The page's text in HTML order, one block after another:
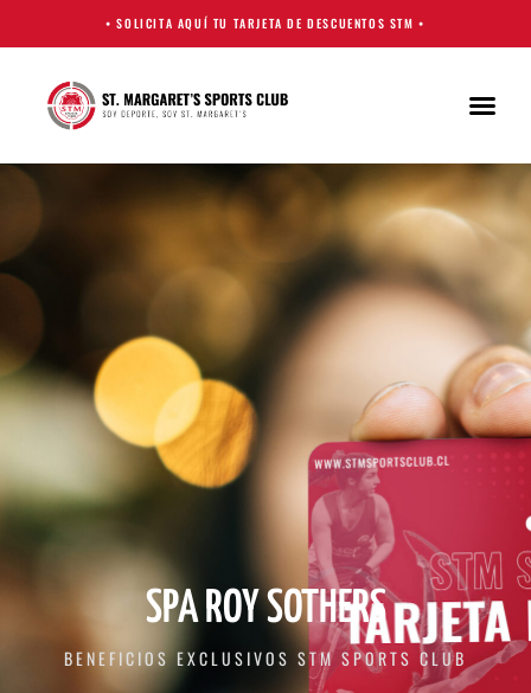
• SOLICITA AQUÍ TU TARJETA DE DESCUENTOS STM •
SPA ROY SOTHERS
BENEFICIOS EXCLUSIVOS STM SPORTS CLUB